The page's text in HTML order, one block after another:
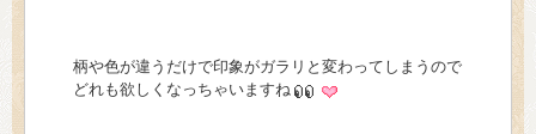
柄や色が違うだけで印象がガラリと変わってしまうので
どれも欲しくなっちゃいますね